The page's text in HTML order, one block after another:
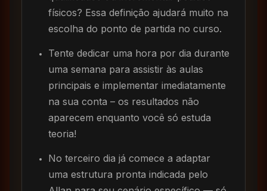
físicos? Essa definição ajudará muito na
escolha do ponto de partida no curso.
Tente dedicar uma hora por dia durante
uma semana para assistir às aulas
principais e implementar imediatamente
na sua conta – os resultados não
aparecem enquanto você só estuda
teoria!
No terceiro dia já comece a adaptar
uma estrutura pronta indicada pelo